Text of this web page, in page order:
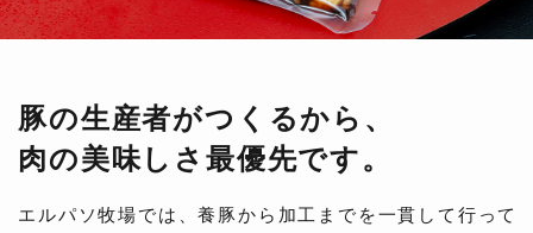
豚の生産者がつくるから、
肉の美味しさ最優先です。
エルパソ牧場では、養豚から加工までを一貫して行って